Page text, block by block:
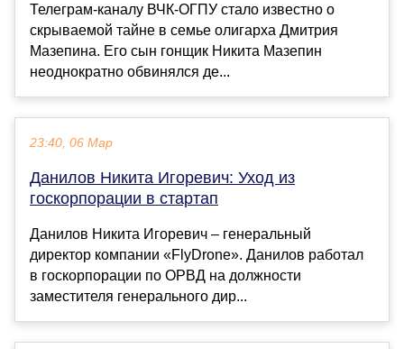
Телеграм-каналу ВЧК-ОГПУ стало известно о
скрываемой тайне в семье олигарха Дмитрия
Мазепина. Его сын гонщик Никита Мазепин
неоднократно обвинялся де...
23:40, 06 Мар
Данилов Никита Игоревич: Уход из
госкорпорации в стартап
Данилов Никита Игоревич – генеральный
директор компании «FlyDrone». Данилов работал
в госкорпорации по ОРВД на должности
заместителя генерального дир...